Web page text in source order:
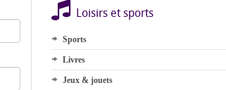
Loisirs et sports
Sports
Livres
Jeux & jouets